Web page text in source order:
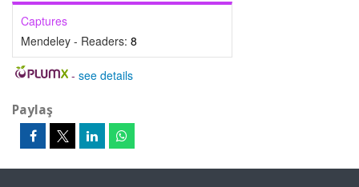
Captures
Mendeley - Readers: 8
- see details
Paylaş